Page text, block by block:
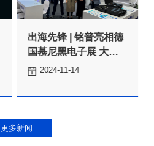
开拓海外市场
2024-11-14
更多新闻